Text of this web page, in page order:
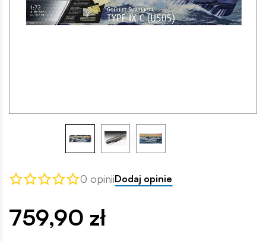
0 opiniiDodaj opinie
759,90 zł